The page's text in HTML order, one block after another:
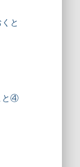
と
と④